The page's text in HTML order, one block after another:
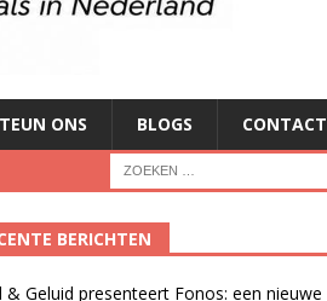
ONS BLOGS CONTACT
BERICHTEN
& Geluid presenteert Fonos: een nieuwe